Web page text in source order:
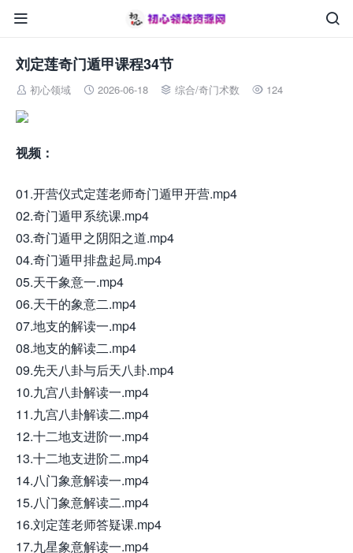


刘定莲奇门遁甲课程34节
 初心领域  2026-06-18  综合/奇门术数  124
视频：
01.开营仪式定莲老师奇门遁甲开营.mp4
02.奇门遁甲系统课.mp4
03.奇门遁甲之阴阳之道.mp4
04.奇门遁甲排盘起局.mp4
05.天干象意一.mp4
06.天干的象意二.mp4
07.地支的解读一.mp4
08.地支的解读二.mp4
09.先天八卦与后天八卦.mp4
10.九宫八卦解读一.mp4
11.九宫八卦解读二.mp4
12.十二地支进阶一.mp4
13.十二地支进阶二.mp4
14.八门象意解读一.mp4
15.八门象意解读二.mp4
16.刘定莲老师答疑课.mp4
17.九星象意解读一.mp4